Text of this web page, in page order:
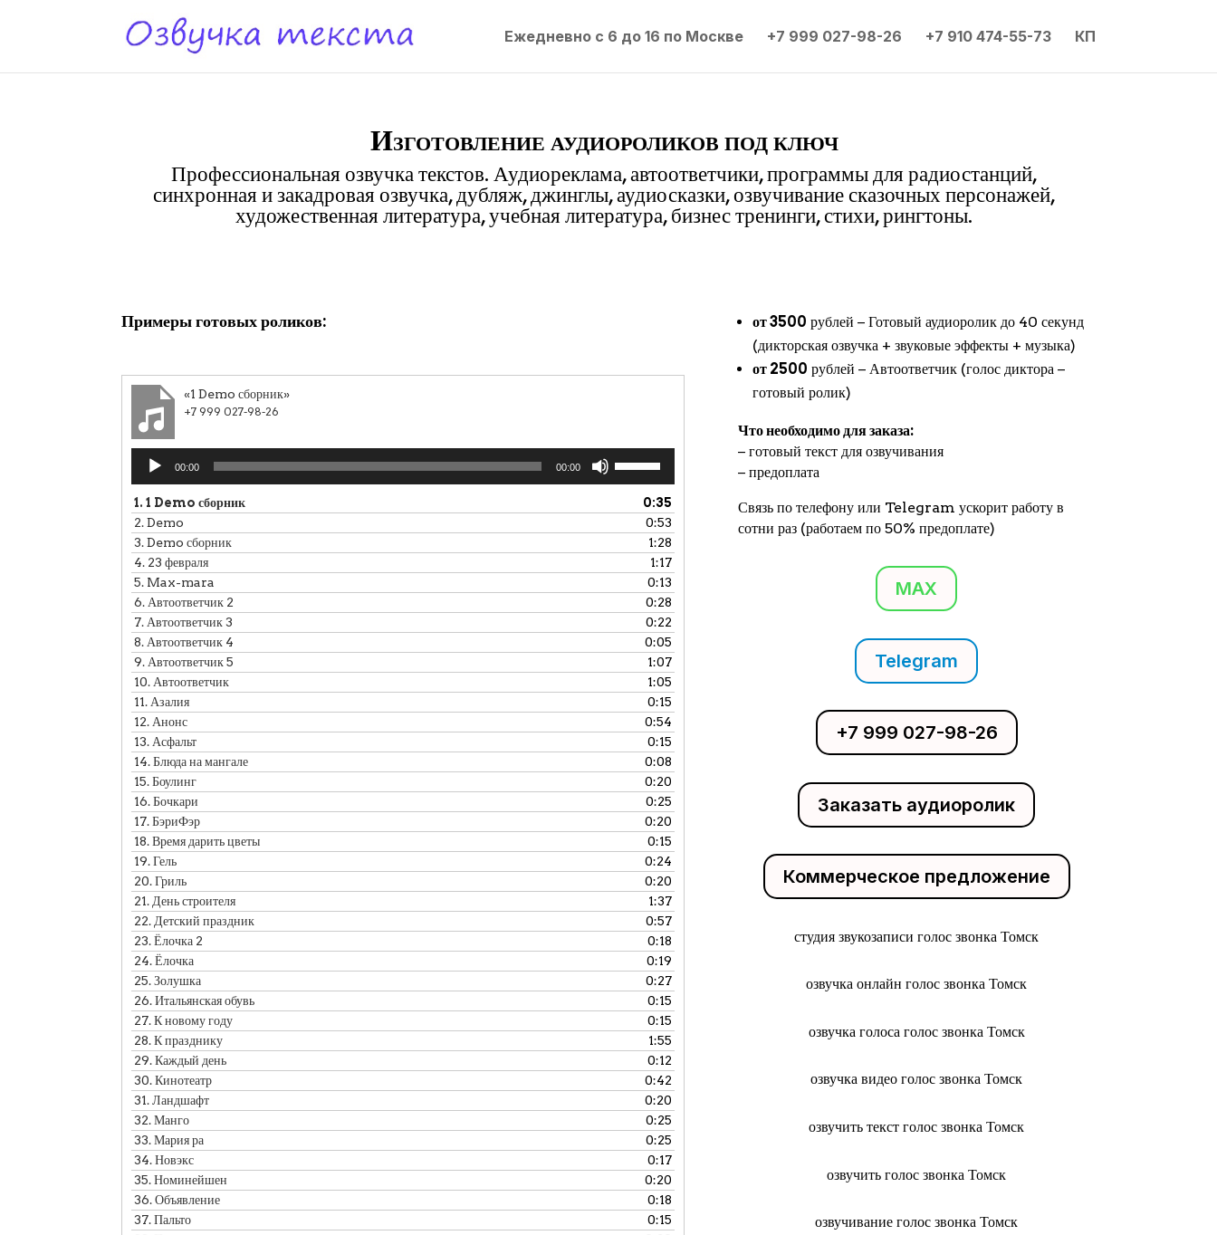
Ежедневно с 6 до 16 по Москве +7 999 027-98-26 +7 910 474-55-73 КП
Изготовление аудиороликов под ключ
Профессиональная озвучка текстов. Аудиореклама, автоответчики, программы для радиостанций,
синхронная и закадровая озвучка, дубляж, джинглы, аудиосказки, озвучивание сказочных персонажей,
художественная литература, учебная литература, бизнес тренинги, стихи, рингтоны.
Примеры готовых роликов:
«1 Demo сборник»
+7 999 027-98-26
Аудиоплеер
00:00 00:00
вверх/
вниз,
чтобы
увеличить
или
уменьшить
громкость.
1.1 Demo сборник
0:35
2.Demo
0:53
3.Demo сборник
1:28
4. 23 февраля
1:17
5. Max-mara
0:13
6.Автоответчик 2
0:28
7.Автоответчик 3
0:22
8.Автоответчик 4
0:05
9.Автоответчик 5
1:07
10.Автоответчик
1:05
11.Азалия
0:15
12.Анонс
0:54
13.Асфальт
0:15
14.Блюда на мангале
0:08
15.Боулинг
0:20
16.Бочкари
0:25
17.БэриФэр
0:20
18.Время дарить цветы
0:15
19.Гель
0:24
20.Гриль
0:20
21.День строителя
1:37
22.Детский праздник
0:57
23.Ёлочка 2
0:18
24.Ёлочка
0:19
25.Золушка
0:27
26.Итальянская обувь
0:15
27.К новому году
0:15
28.К празднику
1:55
29.Каждый день
0:12
30.Кинотеатр
0:42
31.Ландшафт
0:20
32.Манго
0:25
33.Мария ра
0:25
34.Новэкс
0:17
35.Номинейшен
0:20
36.Объявление
0:18
37.Пальто
0:15
от 3500 рублей − Готовый аудиоролик до 40 секунд
(дикторская озвучка + звуковые эффекты + музыка)
от 2500 рублей − Автоответчик (голос диктора −
готовый ролик)
Что необходимо для заказа:
− готовый текст для озвучивания
− предоплата
Связь по телефону или Telegram ускорит работу в
сотни раз (работаем по 50% предоплате)
MAX
Telegram
+7 999 027-98-26
Заказать аудиоролик
Коммерческое предложение
студия звукозаписи голос звонка Томск
озвучка онлайн голос звонка Томск
озвучка голоса голос звонка Томск
озвучка видео голос звонка Томск
озвучить текст голос звонка Томск
озвучить голос звонка Томск
озвучивание голос звонка Томск